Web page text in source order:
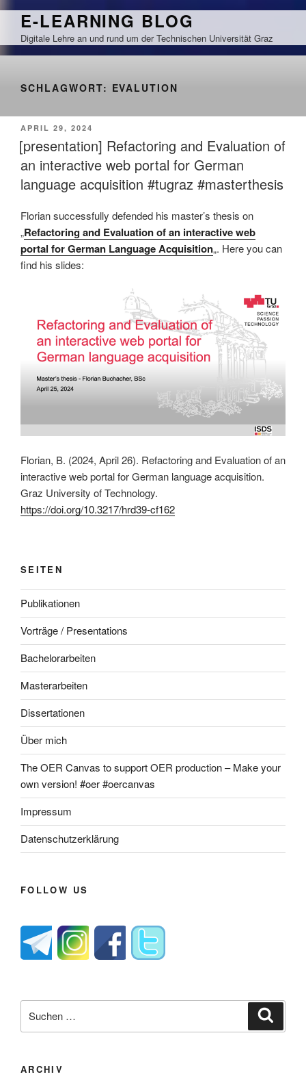
Zum
springen
E-LEARNING BLOG
Digitale Lehre an und rund um der Technischen Universität Graz
SCHLAGWORT: EVALUTION
VERÖFFENTLICHT
AM
APRIL 29, 2024
[presentation] Refactoring and Evaluation of
an interactive web portal for German
language acquisition #tugraz #masterthesis
Florian successfully defended his master’s thesis on
„Refactoring and Evaluation of an interactive web
portal for German Language Acquisition„. Here you can
find his slides:
Florian, B. (2024, April 26). Refactoring and Evaluation of an
interactive web portal for German language acquisition.
Graz University of Technology.
https://doi.org/10.3217/hrd39-cf162
SEITEN
Publikationen
Vorträge / Presentations
Bachelorarbeiten
Masterarbeiten
Dissertationen
Über mich
The OER Canvas to support OER production – Make your
own version! #oer #oercanvas
Impressum
Datenschutzerklärung
FOLLOW US
nach:
ARCHIV